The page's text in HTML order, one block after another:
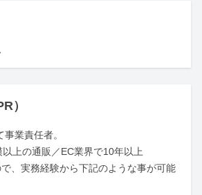
）
業責任者。
上の通販／EC業界で10年以上
、実務経験から下記のような事が可能